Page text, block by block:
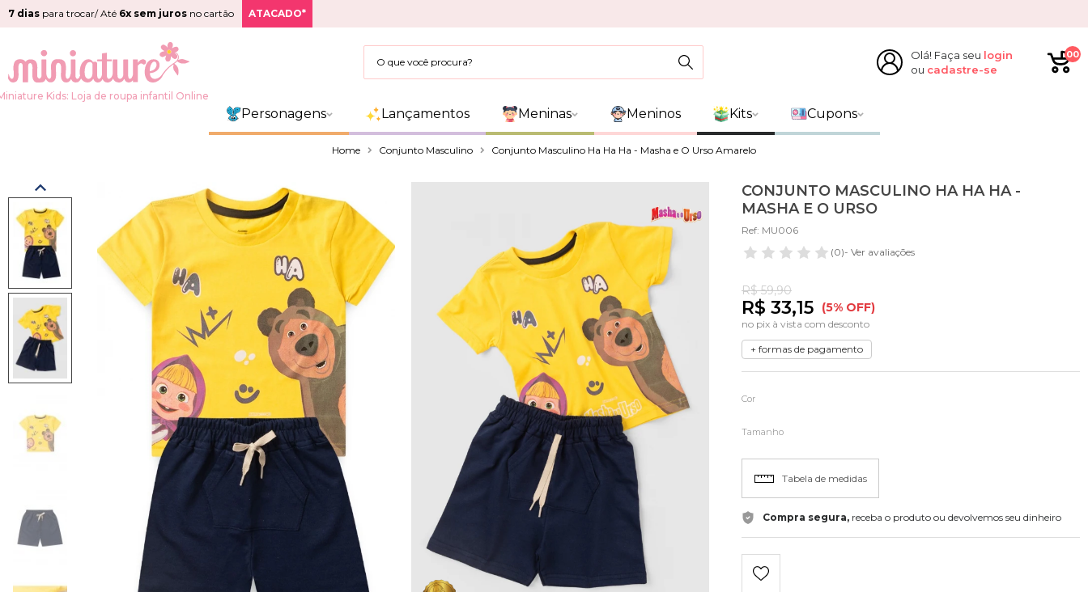
7 dias para trocar/ Até 6x sem juros no cartão ATACADO*
Kids: Loja de roupa infantil Online
Olá! Faça seu login
ou cadastre-se
00
Personagens Lançamentos Meninas Meninos Kits Cupons
Home Conjunto Masculino Conjunto Masculino Ha Ha Ha - Masha e O Urso Amarelo
CONJUNTO MASCULINO HA HA HA -
MASHA E O URSO
Ref: MU006
(0)- Ver avaliações
R$ 59,90
R$ 33,15 (5% OFF)
no pix à vista com desconto
+ formas de pagamento
Cor
Tamanho
Tabela de medidas
Compra segura, receba o produto ou devolvemos seu dinheiro